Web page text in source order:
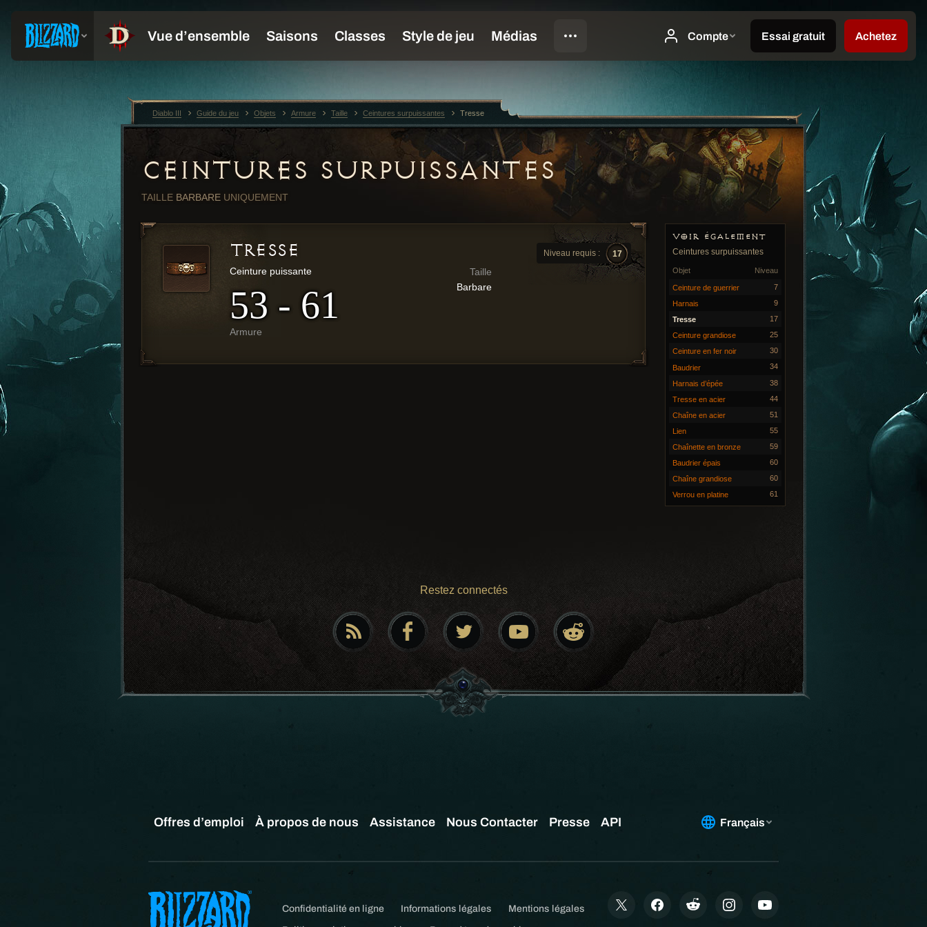
CEINTURES SURPUISSANTES
TAILLE BARBARE UNIQUEMENT
VOIR ÉGALEMENT
Ceintures surpuissantes
Niveau
Objet
Ceinture de guerrier 7
Harnais 9
Tresse 17
Ceinture grandiose 25
Ceinture en fer noir 30
Baudrier 34
Harnais d’épée 38
Tresse en acier 44
Chaîne en acier 51
Lien 55
Chaînette en bronze 59
Baudrier épais 60
Chaîne grandiose 60
Verrou en platine 61
Niveau requis : 17
TRESSE
Taille
Barbare
Ceinture puissante
53 - 61
Armure
Restez connectés
Diablo III Guide du jeu Objets Armure Taille Ceintures surpuissantes Tresse